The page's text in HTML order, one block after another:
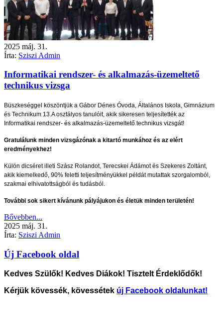
2025 máj. 31.
Írta: Sziszi Admin
Informatikai rendszer- és alkalmazás-üzemeltető
technikus vizsga
Büszkeséggel köszöntjük a Gábor Dénes Óvoda, Általános Iskola, Gimnázium
és Technikum 13.A osztályos tanulóit, akik sikeresen teljesítették az
Informatikai rendszer- és alkalmazás-üzemeltető technikus vizsgát!
Gratulálunk minden vizsgázónak a kitartó munkához és az elért
eredményekhez!
Külön dicséret illeti Szász Rolandot, Terecskei Ádámot és Szekeres Zoltánt,
akik kiemelkedő, 90% feletti teljesítményükkel példát mutattak szorgalomból,
szakmai elhivatottságból és tudásból.
További sok sikert kívánunk pályájukon és életük minden területén!
Bővebben...
2025 máj. 31.
Írta: Sziszi Admin
Új Facebook oldal
Kedves Szülők! Kedves Diákok! Tisztelt Érdeklődők!
Kérjük kövessék, kövessétek új Facebook oldalunkat!